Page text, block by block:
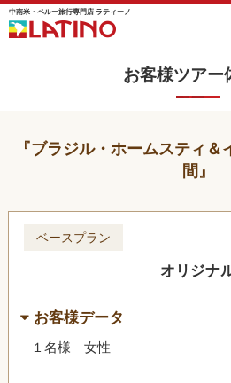
中南米・ペルー旅行専門店 ラティーノ
お客様ツアー
ブラジル・ホームスティ
間
ベースプラン
オリジナ
お客様データ
１名様 女性